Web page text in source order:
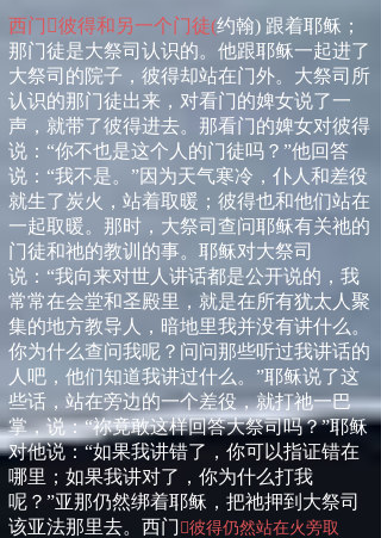
西门 彼得和另一个门徒(约翰) 跟着耶稣；
那门徒是大祭司认识的。他跟耶稣一起进了
大祭司的院子，彼得却站在门外。大祭司所
认识的那门徒出来，对看门的婢女说了一
声，就带了彼得进去。那看门的婢女对彼得
说：“你不也是这个人的门徒吗？”他回答
说：“我不是。”因为天气寒冷，仆人和差役
就生了炭火，站着取暖；彼得也和他们站在
一起取暖。那时，大祭司查问耶稣有关祂的
门徒和祂的教训的事。耶稣对大祭司
说：“我向来对世人讲话都是公开说的，我
常常在会堂和圣殿里，就是在所有犹太人聚
集的地方教导人，暗地里我并没有讲什么。
你为什么查问我呢？问问那些听过我讲话的
人吧，他们知道我讲过什么。”耶稣说了这
些话，站在旁边的一个差役，就打祂一巴
掌，说：“祢竟敢这样回答大祭司吗？”耶稣
对他说：“如果我讲错了，你可以指证错在
哪里；如果我讲对了，你为什么打我
呢？”亚那仍然绑着耶稣，把祂押到大祭司
该亚法那里去。西门 彼得仍然站在火旁取